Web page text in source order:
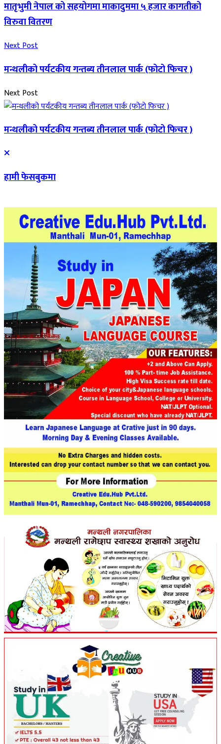
मातृभुमी नेपाल को सहयोगमा माकादुममा ५ हजार कागतीको
विरुवा वितरण
Next Post
मन्थलीको पर्यटकीय गन्तब्य तीनलाल पार्क (फोटो फिचर )
Next Post
मन्थलीको पर्यटकीय गन्तब्य तीनलाल पार्क (फोटो फिचर )
हामी फेसबुकमा